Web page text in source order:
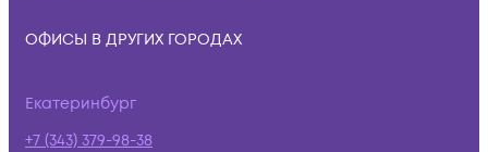
ОФИСЫ В ДРУГИХ ГОРОДАХ
Екатеринбург
+7 (343) 379-98-38